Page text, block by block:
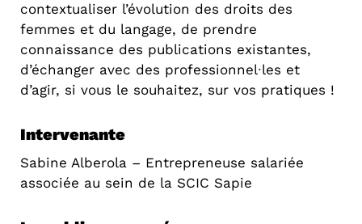
contextualiser l’évolution des droits des
femmes et du langage, de prendre
connaissance des publications existantes,
d’échanger avec des professionnel∙les et
d’agir, si vous le souhaitez, sur vos pratiques !
Intervenante
Sabine Alberola – Entrepreneuse salariée
associée au sein de la SCIC Sapie